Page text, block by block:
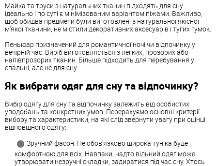
Майка та труси з натуральних тканин підходять для сну
ідеально і по суті є мінімізованим варіантом піжами. Важливо,
щоб обидва предмети були виготовлені з натуральної якісної
м'якої тканини, не містили декоративних аксесуарів і тугих гумок.
Пеньюар призначений для романтичної ночі чи відпочинку у
вечірній час. Виріб виготовляється з легких, прозорих або
напівпрозорих тканин. Більше підходить для перебування у
спальні, але не для сну.
Як вибрати одяг для сну та відпочинку?
Вибір одягу для сну та відпочинку залежить від особистих
уподобань та конкретних умов. Перерахуємо основні критерії
вибору та характеристики, на які слід звернути увагу при оцінці
відповідного одягу:
Зручний фасон. Не обов'язково широка туніка буде
комфортною для всіх. Навпаки, надто вільний одяг може
утворювати незручні складки, задиратися під час сну. Хтось